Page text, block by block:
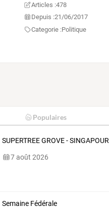
Articles :478
Depuis :21/06/2017
Categorie :Politique
Populaires
SUPERTREE GROVE - SINGAPOUR
7 août 2026
Semaine Fédérale